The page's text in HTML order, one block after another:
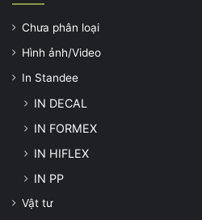
Chưa phân loại
Hình ảnh/Video
In Standee
IN DECAL
IN FORMEX
IN HIFLEX
IN PP
Vật tư